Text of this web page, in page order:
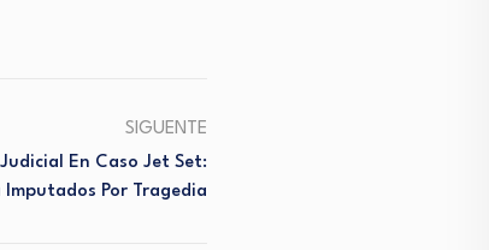
SIGUENTE
En Caso Jet Set:
Imputados Por Tragedia